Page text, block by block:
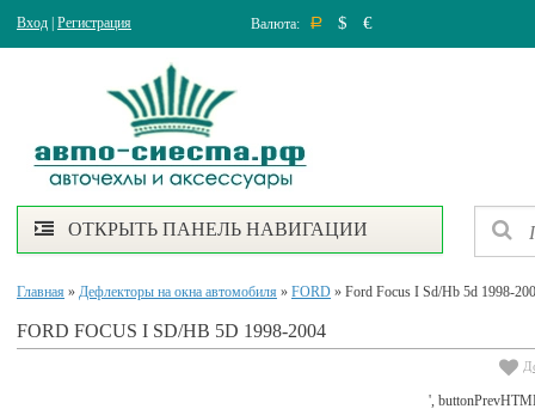
Вход Регистрация Валюта: Р $ €
ОТКРЫТЬ ПАНЕЛЬ НАВИГАЦИИ
Главная » Дефлекторы на окна автомобиля » FORD » Ford Focus I Sd/Hb 5d 1998-
FORD FOCUS I SD/HB 5D 1998-2004
',